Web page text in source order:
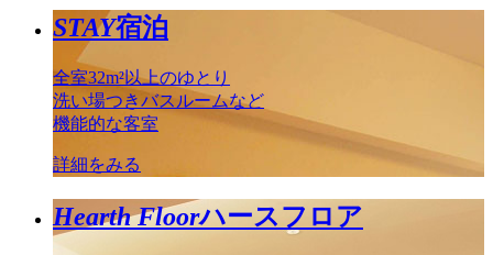
STAY宿泊
全室32m²以上のゆとり
洗い場つきバスルームなど
機能的な客室
詳細をみる
Hearth Floorハースフロア